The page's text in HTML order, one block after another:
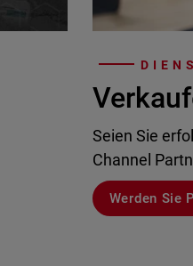
Seien Sie
Channel
Werden Sie